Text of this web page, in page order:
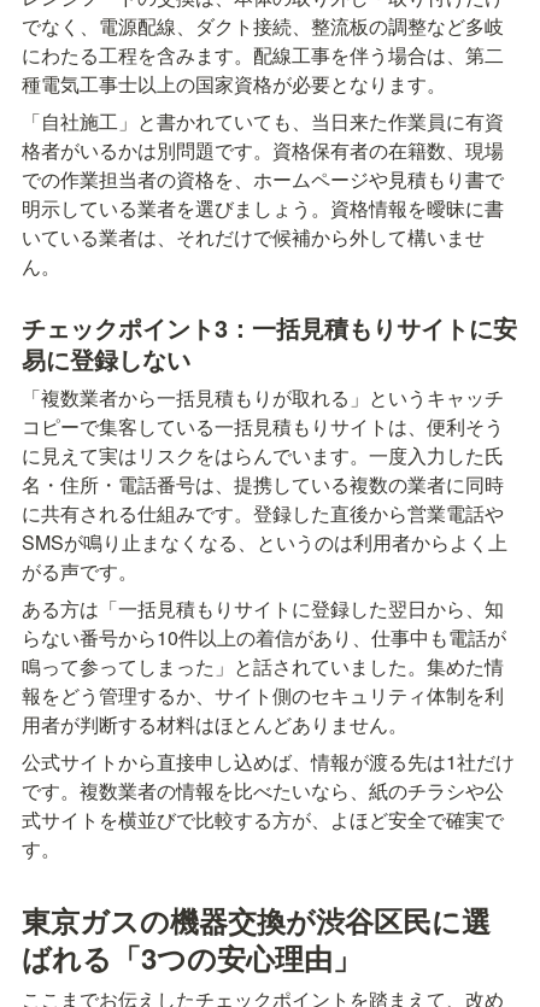
でなく、電源配線、ダクト接続、整流板の調整など多岐
にわたる工程を含みます。配線工事を伴う場合は、第二
種電気工事士以上の国家資格が必要となります。
「自社施工」と書かれていても、当日来た作業員に有資
格者がいるかは別問題です。資格保有者の在籍数、現場
での作業担当者の資格を、ホームページや見積もり書で
明示している業者を選びましょう。資格情報を曖昧に書
いている業者は、それだけで候補から外して構いませ
ん。
チェックポイント3：一括見積もりサイトに安
易に登録しない
「複数業者から一括見積もりが取れる」というキャッチ
コピーで集客している一括見積もりサイトは、便利そう
に見えて実はリスクをはらんでいます。一度入力した氏
名・住所・電話番号は、提携している複数の業者に同時
に共有される仕組みです。登録した直後から営業電話や
SMSが鳴り止まなくなる、というのは利用者からよく上
がる声です。
ある方は「一括見積もりサイトに登録した翌日から、知
らない番号から10件以上の着信があり、仕事中も電話が
鳴って参ってしまった」と話されていました。集めた情
報をどう管理するか、サイト側のセキュリティ体制を利
用者が判断する材料はほとんどありません。
公式サイトから直接申し込めば、情報が渡る先は1社だけ
です。複数業者の情報を比べたいなら、紙のチラシや公
式サイトを横並びで比較する方が、よほど安全で確実で
す。
東京ガスの機器交換が渋谷区民に選
ばれる「3つの安心理由」
ここまでお伝えしたチェックポイントを踏まえて、改め